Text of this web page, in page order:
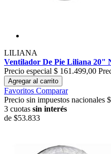
LILIANA
Ventilador De Pie Liliana 20"
Precio especial $ 161.499,00
Agregar al carrito
Favoritos Comparar
Precio sin impuestos nacionales
3 cuotas sin interés
de $53.833